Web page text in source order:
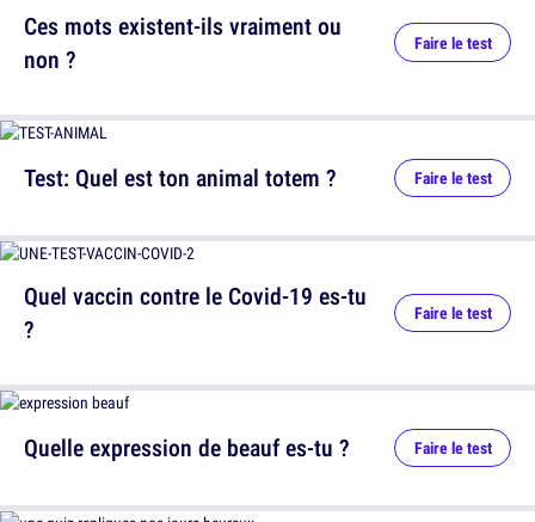
Ces mots existent-ils vraiment ou
non ?
Faire le test
Quel vaccin contre le Covid-19 es-tu
?
Faire le test
Test: Quel est ton animal totem ? Faire le test
Quelle expression de beauf es-tu ? Faire le test